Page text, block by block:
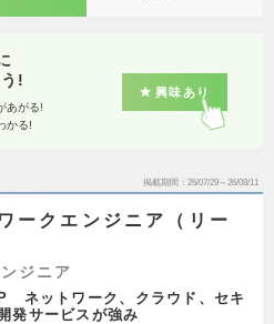
!
あがる!
かる!
興味あり
掲載期間 26/07/29～26/08/11
ークエンジニア（リー
ジニア
ネットワーク、クラウド、セキ
発サービスが強み